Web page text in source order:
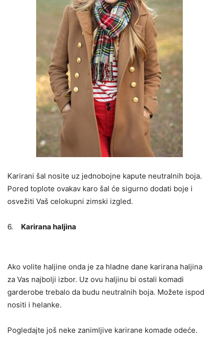
Karirani šal nosite uz jednobojne kapute neutralnih boja.
Pored toplote ovakav karo šal će sigurno dodati boje i
osvežiti Vaš celokupni zimski izgled.
6. Karirana haljina
Ako volite haljine onda je za hladne dane karirana haljina
za Vas najbolji izbor. Uz ovu haljinu bi ostali komadi
garderobe trebalo da budu neutralnih boja. Možete ispod
nositi i helanke.
Pogledajte još neke zanimljive karirane komade odeće.